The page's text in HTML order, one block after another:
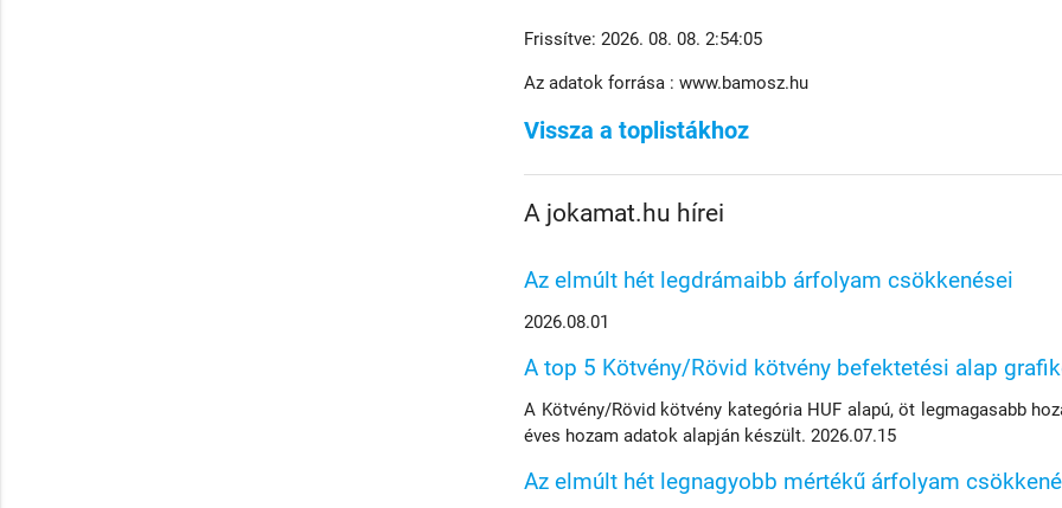
Frissítve: 2026. 08. 08. 2:54:05
Az adatok forrása : www.bamosz.hu
Vissza a toplistákhoz
A jokamat.hu hírei
Az elmúlt hét legdrámaibb árfolyam csökkenései
2026.08.01
A top 5 Kötvény/Rövid kötvény befektetési alap
A Kötvény/Rövid kötvény kategória HUF alapú, öt legmagasabb
éves hozam adatok alapján készült. 2026.07.15
Az elmúlt hét legnagyobb mértékű árfolyam